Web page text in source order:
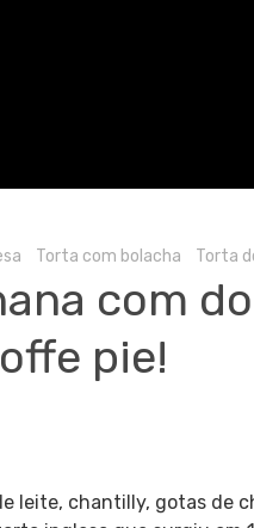
Torta com bolacha Torta
com
pie!
leite, chantilly, gotas de